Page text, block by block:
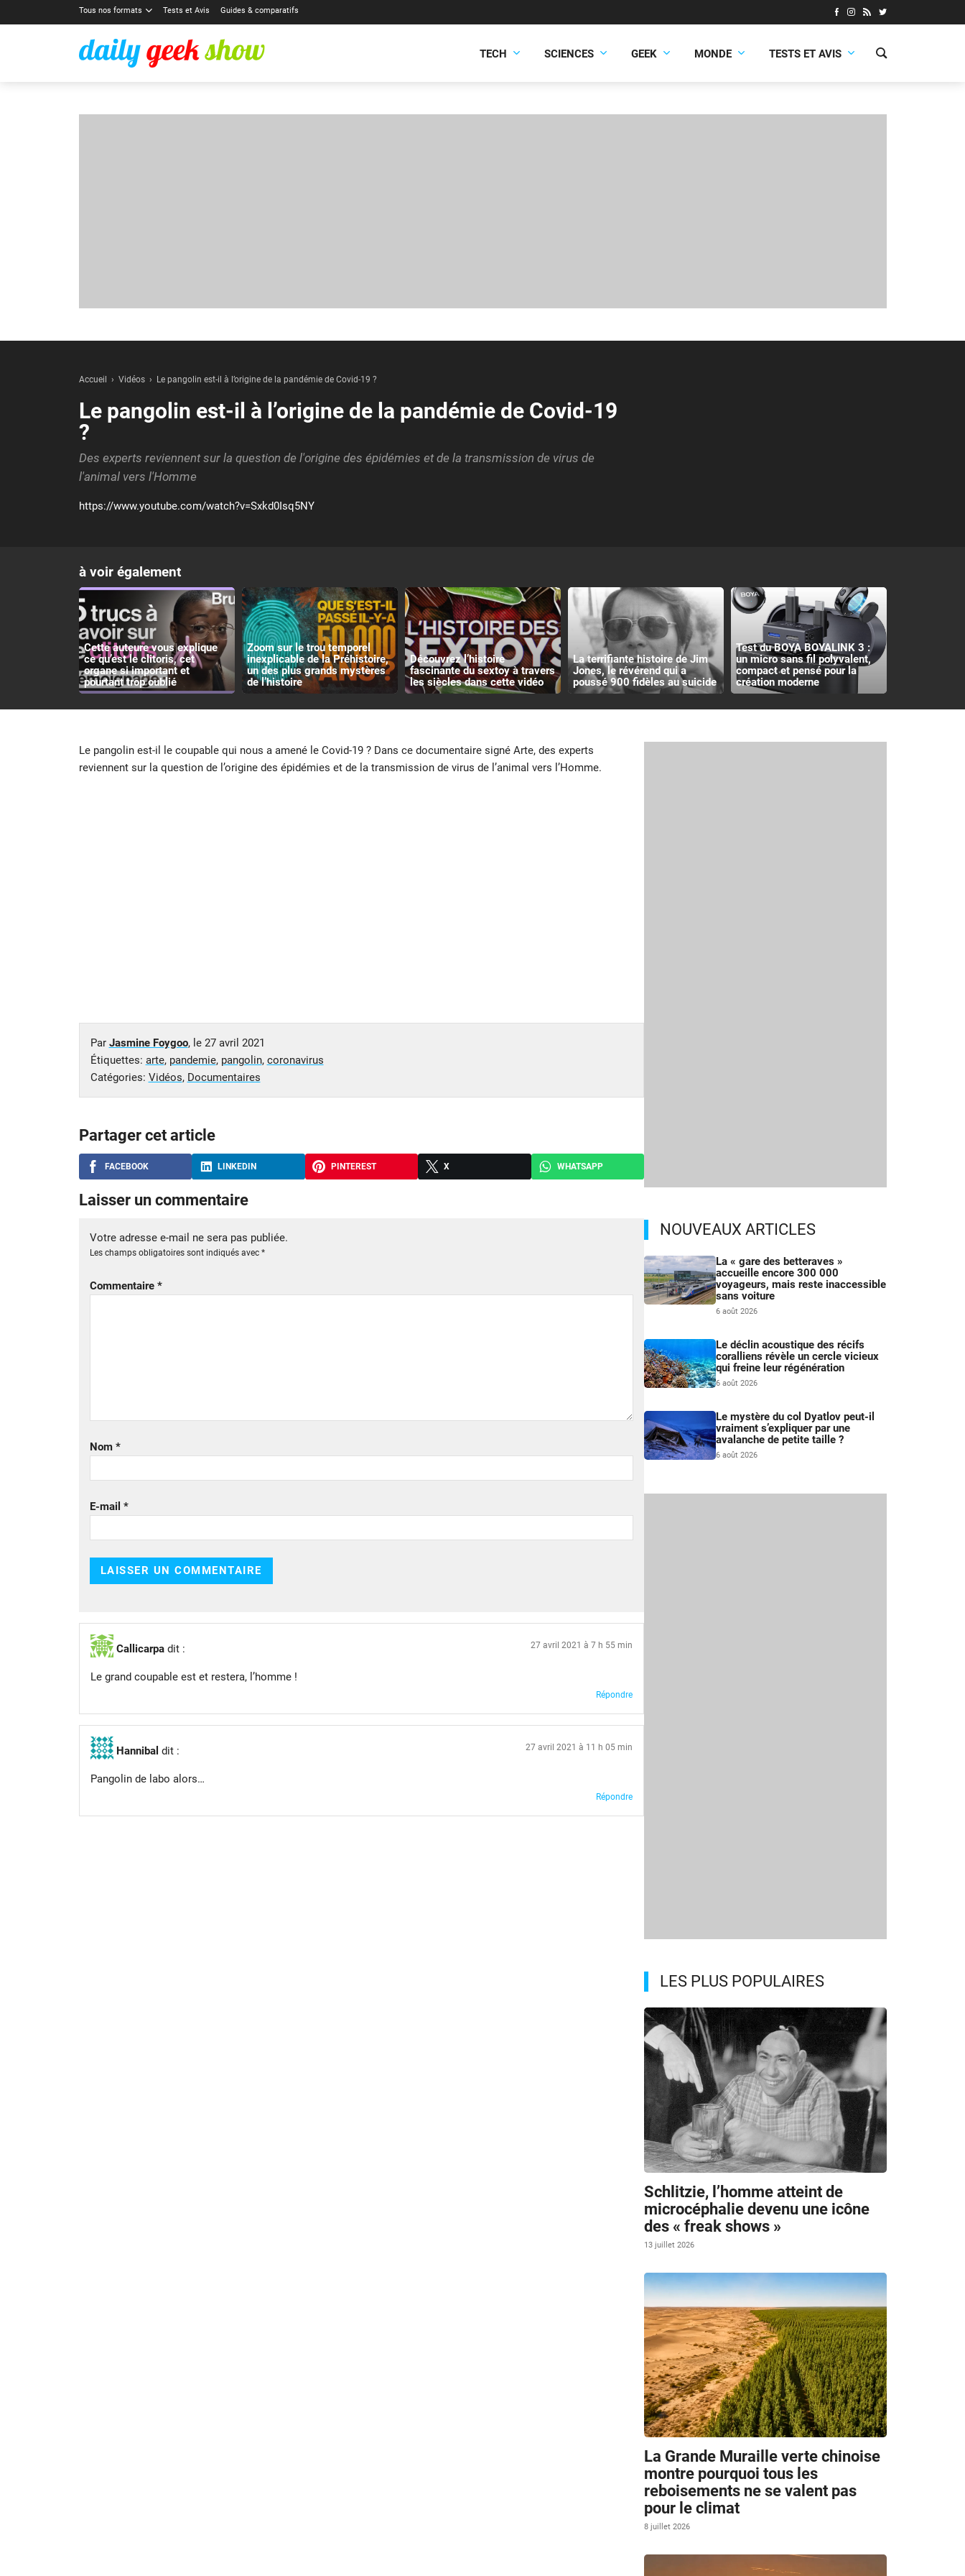
Tous nos formats Tests et Avis Guides & comparatifs
TECH SCIENCES GEEK MONDE TESTS ET AVIS
Accueil Vidéos Le pangolin est-il à l’origine de la pandémie de Covid-19 ?
Le pangolin est-il à l’origine de la pandémie de Covid-19
?
Des experts reviennent sur la question de l'origine des épidémies et de la transmission de virus de
l'animal vers l'Homme
https://www.youtube.com/watch?v=Sxkd0Isq5NY
à voir également
Cette auteure vous explique
ce qu’est le clitoris, cet
organe si important et
pourtant trop oublié
Zoom sur le trou temporel
inexplicable de la Préhistoire,
un des plus grands mystères
de l’histoire
Découvrez l’histoire
fascinante du sextoy à travers
les siècles dans cette vidéo
La terrifiante histoire de Jim
Jones, le révérend qui a
poussé 900 fidèles au suicide
Test du BOYA BOYALINK 3 :
un micro sans fil polyvalent,
compact et pensé pour la
création moderne
Le pangolin est-il le coupable qui nous a amené le Covid-19 ? Dans ce documentaire signé Arte, des experts
reviennent sur la question de l’origine des épidémies et de la transmission de virus de l’animal vers l’Homme.
Par Jasmine Foygoo, le 27 avril 2021
Étiquettes: arte, pandemie, pangolin, coronavirus
Catégories: Vidéos, Documentaires
Partager cet article
FACEBOOK LINKEDIN PINTEREST X WHATSAPP
Laisser un commentaire
Votre adresse e-mail ne sera pas publiée.
Les champs obligatoires sont indiqués avec *
Commentaire *
Nom *
E-mail *
Callicarpa dit : 27 avril 2021 à 7 h 55 min
Le grand coupable est et restera, l’homme !
Répondre
Hannibal dit : 27 avril 2021 à 11 h 05 min
Pangolin de labo alors…
Répondre
NOUVEAUX ARTICLES
La « gare des betteraves »
accueille encore 300 000
voyageurs, mais reste inaccessible
sans voiture
6 août 2026
Le déclin acoustique des récifs
coralliens révèle un cercle vicieux
qui freine leur régénération
6 août 2026
Le mystère du col Dyatlov peut-il
vraiment s’expliquer par une
avalanche de petite taille ?
6 août 2026
LES PLUS POPULAIRES
Schlitzie, l’homme atteint de
microcéphalie devenu une icône
des « freak shows »
13 juillet 2026
La Grande Muraille verte chinoise
montre pourquoi tous les
reboisements ne se valent pas
pour le climat
8 juillet 2026